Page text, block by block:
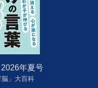
年夏号
」大百科